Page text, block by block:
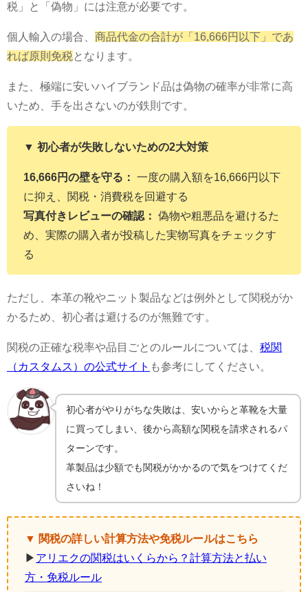
税」と「偽物」には注意が必要です。
個人輸入の場合、 商品代金の合計が「16,666円以下」であ
れば原則免税となります。
また、極端に安いハイブランド品は偽物の確率が非常に高
いため、手を出さないのが鉄則です。
▼ 初心者が失敗しないための2大対策
16,666円の壁を守る：
一度の購入額を16,666円以下
に抑え、関税・消費税を回避する
写真付きレビューの確認：
偽物や粗悪品を避けるた
め、実際の購入者が投稿した実物写真をチェックす
る
ただし、本革の靴やニット製品などは例外として関税がか
かるため、初心者は避けるのが無難です。
関税の正確な税率や品目ごとのルールについては、 税関
（カスタムス）の公式サイト も参考にしてください。
初心者がやりがちな失敗は、安いからと革靴を大量
に買ってしまい、後から高額な関税を請求されるパ
ターンです。
革製品は少額でも関税がかかるので気をつけてくだ
さいね！
▼ 関税の詳しい計算方法や免税ルールはこちら
▶ アリエクの関税はいくらから？計算方法と払い
方・免税ルール